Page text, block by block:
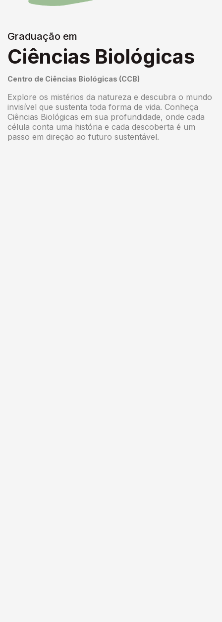
Graduação em
Ciências Biológicas
Centro de Ciências Biológicas (CCB)
Explore os mistérios da natureza e descubra o mundo
invisível que sustenta toda forma de vida. Conheça
Ciências Biológicas em sua profundidade, onde cada
célula conta uma história e cada descoberta é um
passo em direção ao futuro sustentável.